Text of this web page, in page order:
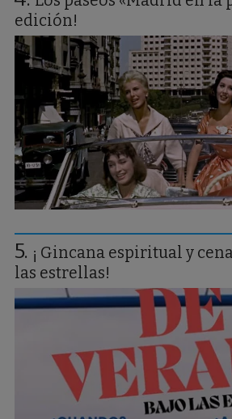
edición!
¡ Gincana espiritual y
las estrellas!